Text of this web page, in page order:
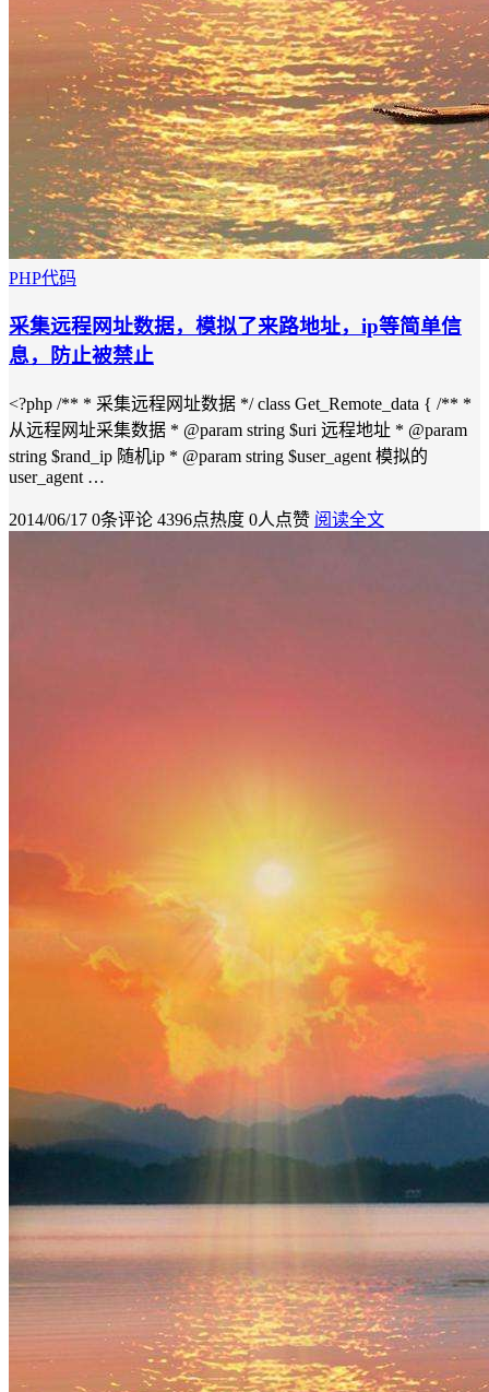
PHP代码
采集远程网址数据，模拟了来路地址，ip等简单信
息，防止被禁止
<?php /** * 采集远程网址数据 */ class Get_Remote_data { /** *
从远程网址采集数据 * @param string $uri 远程地址 * @param
string $rand_ip 随机ip * @param string $user_agent 模拟的
user_agent …
2014/06/17 0条评论 4396点热度 0人点赞 阅读全文